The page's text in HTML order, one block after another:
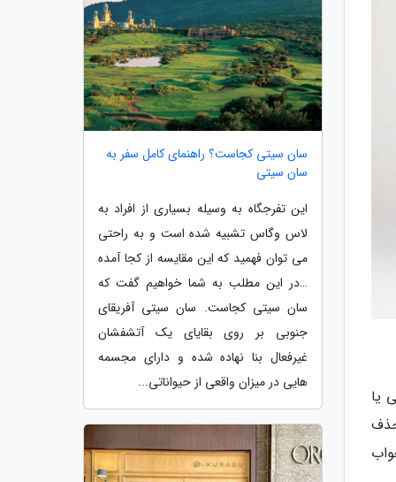
یا
سان سیتی کجاست؟ راهنمای کامل سفر به
سان سیتی
این تفرجگاه به وسیله بسیاری از افراد به
لاس وگاس تشبیه شده است و به راحتی
می توان فهمید که این مقایسه از کجا آمده
…در این مطلب به شما خواهیم گفت که
سان سیتی کجاست. سان سیتی آفریقای
جنوبی بر روی بقایای یک آتشفشان
غیرفعال بنا نهاده شده و دارای مجسمه
هایی در میزان واقعی از حیواناتی...